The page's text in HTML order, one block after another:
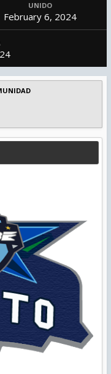
UNIDO
February 6, 2024